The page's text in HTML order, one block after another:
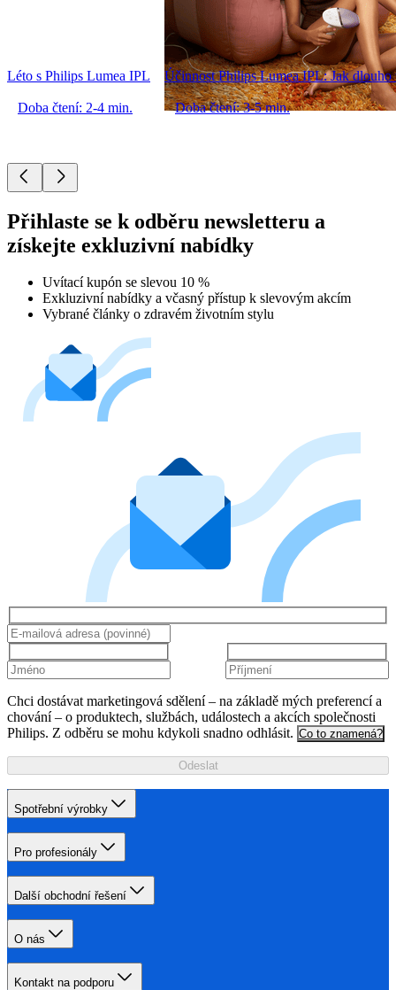
Léto s Philips Lumea IPL
Doba čtení: 2-4 min.
Účinnost Philips Lumea IPL: Jak dlouho
Doba čtení: 3-5 min.
Přihlaste se k odběru newsletteru a
získejte exkluzivní nabídky
Uvítací kupón se slevou 10 %
Exkluzivní nabídky a včasný přístup k slevovým akcím
Vybrané články o zdravém životním stylu
Chci dostávat marketingová sdělení – na základě mých preferencí a
chování – o produktech, službách, událostech a akcích společnosti
Philips. Z odběru se mohu kdykoli snadno odhlásit. Co to znamená?
Odeslat
Spotřební výrobky
Pro profesionály
Další obchodní řešení
O nás
Kontakt na podporu